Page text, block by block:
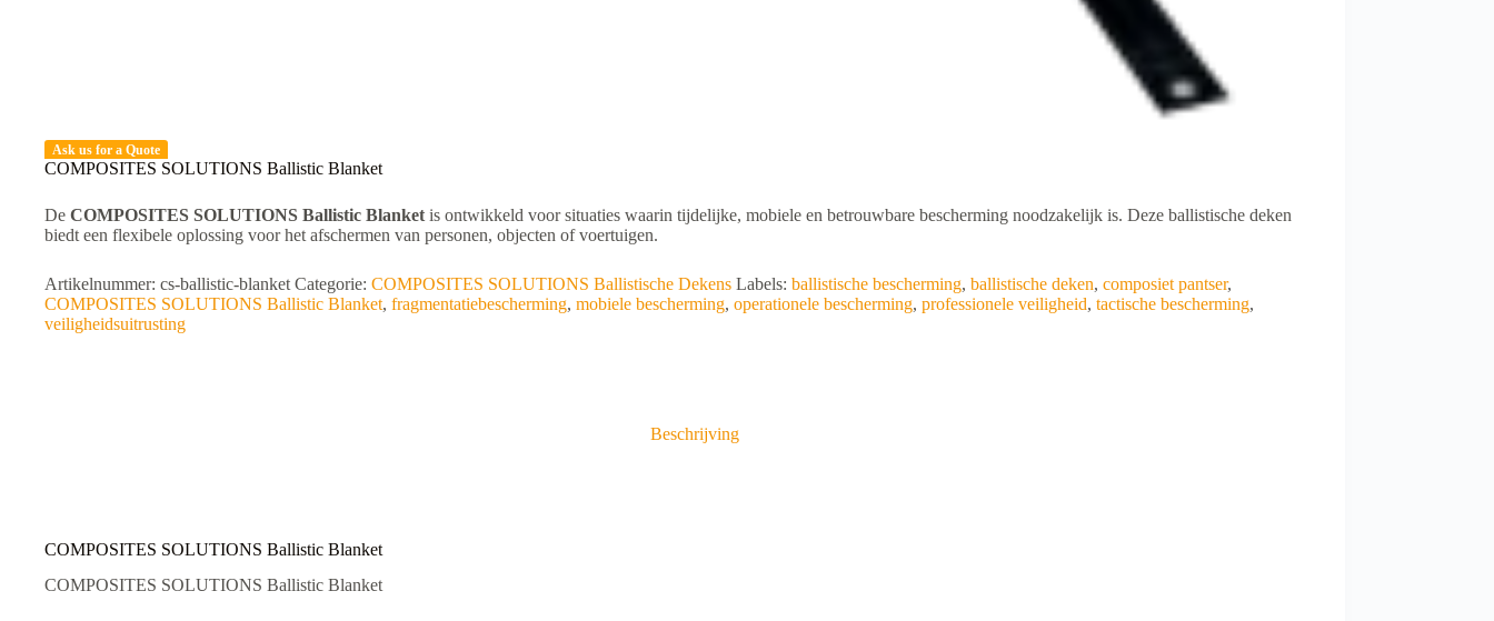
Ask us for a Quote
COMPOSITES SOLUTIONS Ballistic Blanket
De COMPOSITES SOLUTIONS Ballistic Blanket is ontwikkeld voor situaties waarin tijdelijke, mobiele en betrouwbare bescherming noodzakelijk is. Deze ballistische deken
biedt een flexibele oplossing voor het afschermen van personen, objecten of voertuigen.
Artikelnummer: cs-ballistic-blanket Categorie: COMPOSITES SOLUTIONS Ballistische Dekens Labels: ballistische bescherming, ballistische deken, composiet pantser,
COMPOSITES SOLUTIONS Ballistic Blanket, fragmentatiebescherming, mobiele bescherming, operationele bescherming, professionele veiligheid, tactische bescherming,
veiligheidsuitrusting
Beschrijving
COMPOSITES SOLUTIONS Ballistic Blanket
COMPOSITES SOLUTIONS Ballistic Blanket